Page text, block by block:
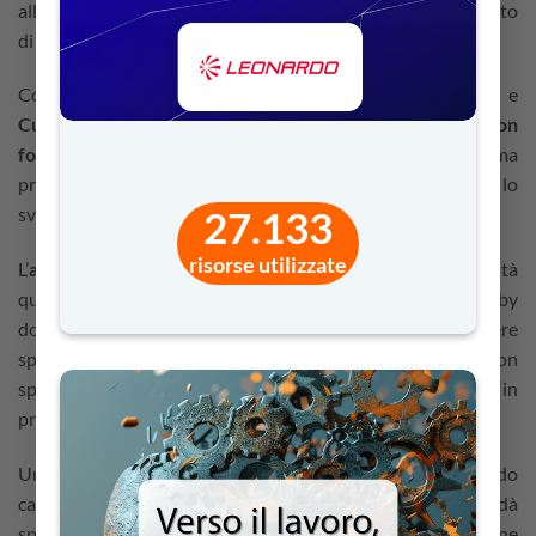
27.133
risorse utilizzate
all’interno di un contesto formale (la scuola), ma nell’ambito
di un
apprendimento non formale e informale
Come indicato dalla Direzione Generale Istruzione
e
Cultura della Commissione europea, l’apprendimento non
formale
ha solitamente luogo al di fuori del programma
previsto dall’istruzione formale ed è finalizzato a favorire lo
sviluppo personale e sociale dei partecipanti.
L’apprendimento informale avviene durante le attività
quotidiane e consiste nell’imparare facendo (learning by
doing). Esso consente ai ragazzi di accrescere
spontaneamente la propria maturità e di implementare, con
spontaneità e naturalezza, grazie alla partecipazione “in
prima persona”, le proprie conoscenze.
Una didattica che si allontana dal tradizionale metodo
cattedratico favorisce l’attenzione del learner, stimola e dà